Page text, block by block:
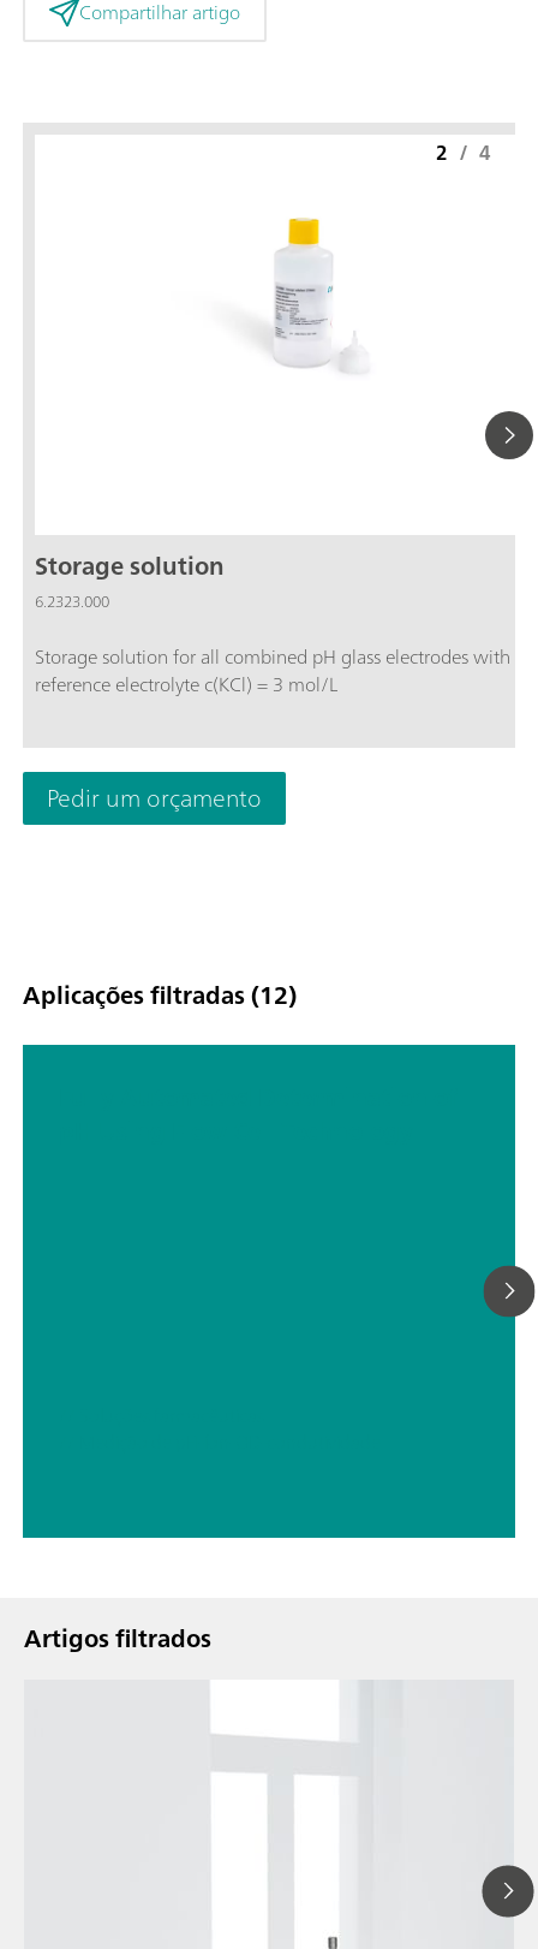
Compartilhar artigo
Storage solution
6.2323.000
Storage solution for all combined pH glass electrodes with
reference electrolyte c(KCl) = 3 mol/L
2 / 4
Pedir um orçamento
Aplicações filtradas (12)
Artigos filtrados